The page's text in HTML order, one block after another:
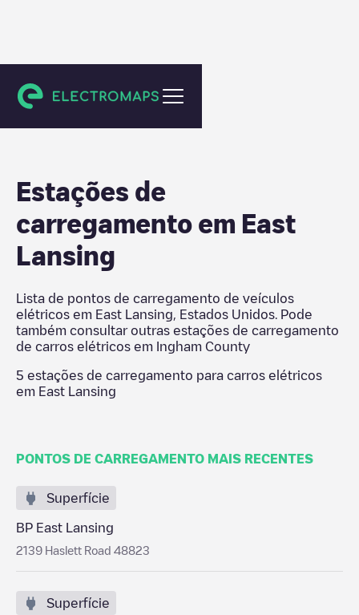
Ingham County
Estações de
carregamento em East
Lansing
Lista de pontos de carregamento de veículos
elétricos em East Lansing Estados Unidos . Pode
também consultar outras estações de carregamento
de carros elétricos em Ingham County
5 estações de carregamento para carros elétricos
em East Lansing
PONTOS DE CARREGAMENTO MAIS RECENTES
Superfície
BP East Lansing
2139 Haslett Road 48823
Superfície